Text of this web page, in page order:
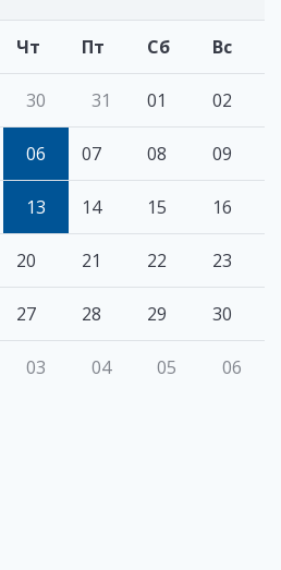
Чт Пт Сб Вс
30 31 01 02
06 07 08 09
13 14 15 16
20 21 22 23
27 28 29 30
03 04 05 06